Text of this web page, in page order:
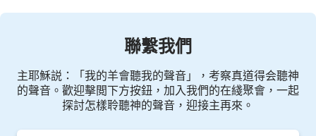
應從神主宰萬有來認識神
聯繫我們
主耶穌説：「我的羊會聽我的聲音」，考察真道得会聽神
的聲音。歡迎擊閲下方按鈕，加入我們的在綫聚會，一起
探討怎樣聆聽神的聲音，迎接主再來。